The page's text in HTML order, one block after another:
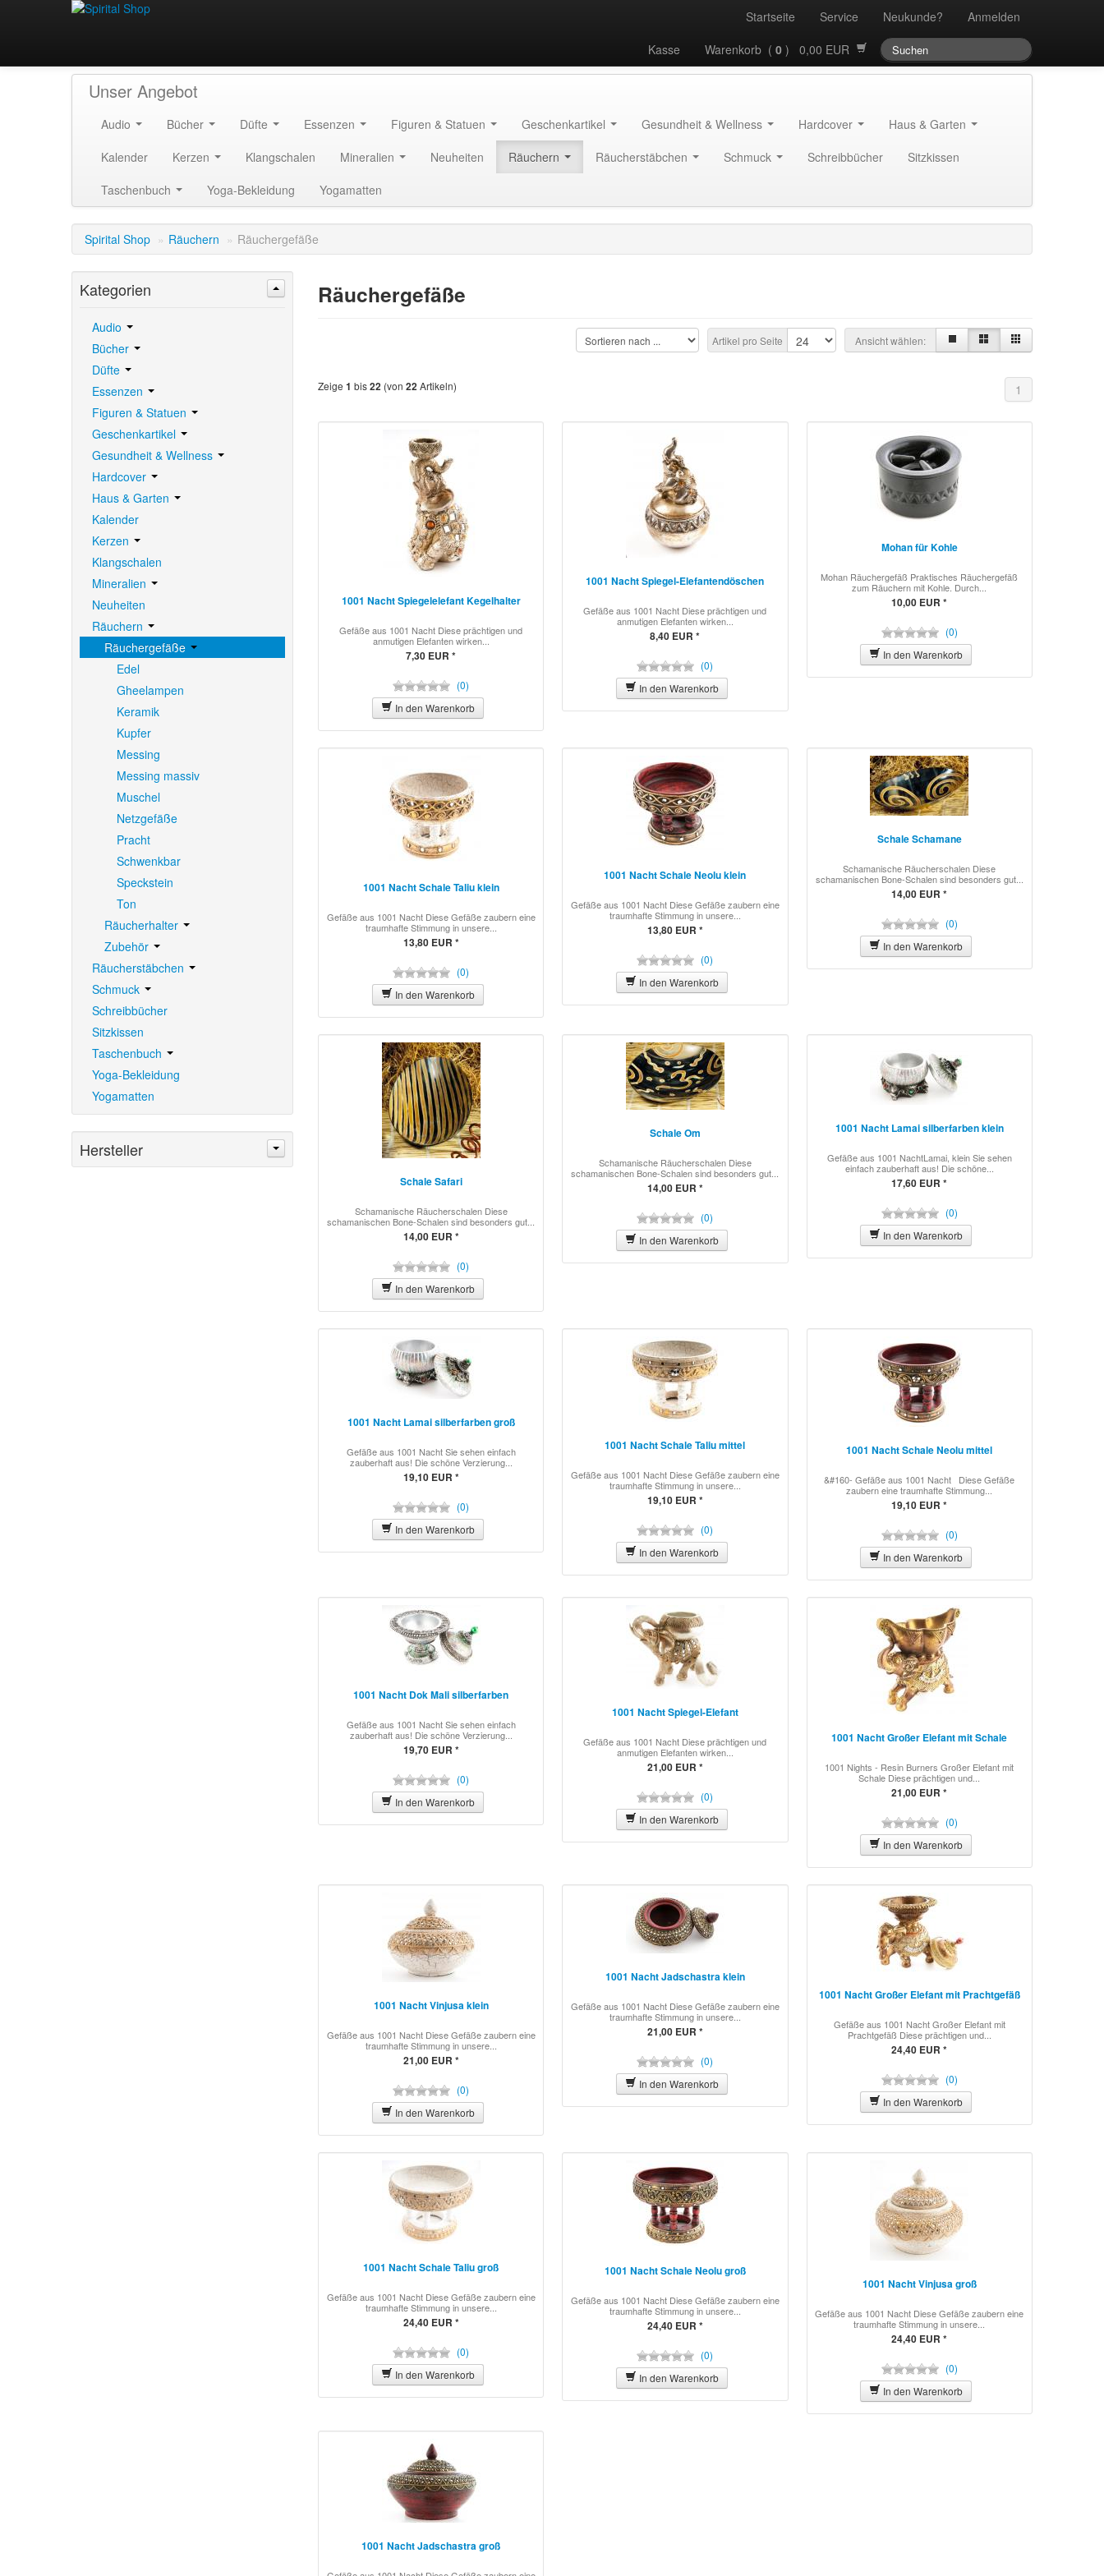
Startseite Service Neukunde?
Anmelden
Kasse
Warenkorb ( 0 ) 0,00 EUR
Unser Angebot
Audio Bücher Düfte Essenzen Figuren & Statuen Geschenkartikel Gesundheit & Wellness Hardcover
Haus & Garten
Kalender
Kerzen Klangschalen Mineralien Neuheiten Räuchern Räucherstäbchen Schmuck Schreibbücher
Sitzkissen
Taschenbuch
Yoga-Bekleidung Yogamatten
Spirital Shop » Räuchern » Räuchergefäße
Räuchergefäße
Ansicht wählen:
Artikel pro Seite
Zeige 1 bis22 (von 22 Artikeln) 1
1001 Nacht Spiegelelefant Kegelhalter
Gefäße aus 1001 Nacht Diese prächtigen und
anmutigen Elefanten wirken...
7,30 EUR *
(0)
In den Warenkorb
1001 Nacht Spiegel-Elefantendöschen
Gefäße aus 1001 Nacht Diese prächtigen und
anmutigen Elefanten wirken...
8,40 EUR *
(0)
In den Warenkorb
Mohan für Kohle
Mohan Räuchergefäß Praktisches Räuchergefäß
zum Räuchern mit Kohle. Durch...
10,00 EUR *
(0)
In den Warenkorb
1001 Nacht Schale Taliu klein
Gefäße aus 1001 Nacht Diese Gefäße zaubern eine
traumhafte Stimmung in unsere...
13,80 EUR *
(0)
In den Warenkorb
1001 Nacht Schale Neolu klein
Gefäße aus 1001 Nacht Diese Gefäße zaubern eine
traumhafte Stimmung in unsere...
13,80 EUR *
(0)
In den Warenkorb
Schale Schamane
Schamanische Räucherschalen Diese
schamanischen Bone-Schalen sind besonders gut...
14,00 EUR *
(0)
In den Warenkorb
Schale Safari
Schamanische Räucherschalen Diese
schamanischen Bone-Schalen sind besonders gut...
14,00 EUR *
(0)
In den Warenkorb
Schale Om
Schamanische Räucherschalen Diese
schamanischen Bone-Schalen sind besonders gut...
14,00 EUR *
(0)
In den Warenkorb
1001 Nacht Lamai silberfarben klein
Gefäße aus 1001 NachtLamai, klein Sie sehen
einfach zauberhaft aus! Die schöne...
17,60 EUR *
(0)
In den Warenkorb
1001 Nacht Lamai silberfarben groß
Gefäße aus 1001 Nacht Sie sehen einfach
zauberhaft aus! Die schöne Verzierung...
19,10 EUR *
(0)
In den Warenkorb
1001 Nacht Schale Taliu mittel
Gefäße aus 1001 Nacht Diese Gefäße zaubern eine
traumhafte Stimmung in unsere...
19,10 EUR *
(0)
In den Warenkorb
1001 Nacht Schale Neolu mittel
&#160- Gefäße aus 1001 Nacht Diese Gefäße
zaubern eine traumhafte Stimmung...
19,10 EUR *
(0)
In den Warenkorb
1001 Nacht Dok Mali silberfarben
Gefäße aus 1001 Nacht Sie sehen einfach
zauberhaft aus! Die schöne Verzierung...
19,70 EUR *
(0)
In den Warenkorb
1001 Nacht Spiegel-Elefant
Gefäße aus 1001 Nacht Diese prächtigen und
anmutigen Elefanten wirken...
21,00 EUR *
(0)
In den Warenkorb
1001 Nacht Großer Elefant mit Schale
1001 Nights - Resin Burners Großer Elefant mit
Schale Diese prächtigen und...
21,00 EUR *
(0)
In den Warenkorb
1001 Nacht Vinjusa klein
Gefäße aus 1001 Nacht Diese Gefäße zaubern eine
traumhafte Stimmung in unsere...
21,00 EUR *
(0)
In den Warenkorb
1001 Nacht Jadschastra klein
Gefäße aus 1001 Nacht Diese Gefäße zaubern eine
traumhafte Stimmung in unsere...
21,00 EUR *
(0)
In den Warenkorb
1001 Nacht Großer Elefant mit Prachtgefäß
Gefäße aus 1001 Nacht Großer Elefant mit
Prachtgefäß Diese prächtigen und...
24,40 EUR *
(0)
In den Warenkorb
1001 Nacht Schale Taliu groß
Gefäße aus 1001 Nacht Diese Gefäße zaubern eine
traumhafte Stimmung in unsere...
24,40 EUR *
(0)
In den Warenkorb
1001 Nacht Schale Neolu groß
Gefäße aus 1001 Nacht Diese Gefäße zaubern eine
traumhafte Stimmung in unsere...
24,40 EUR *
(0)
In den Warenkorb
1001 Nacht Vinjusa groß
Gefäße aus 1001 Nacht Diese Gefäße zaubern eine
traumhafte Stimmung in unsere...
24,40 EUR *
(0)
In den Warenkorb
1001 Nacht Jadschastra groß
Kategorien
Audio
Bücher
Düfte
Essenzen
Figuren & Statuen
Geschenkartikel
Gesundheit & Wellness
Hardcover
Haus & Garten
Kalender
Kerzen
Klangschalen
Mineralien
Neuheiten
Räuchern
Räuchergefäße
Edel
Gheelampen
Keramik
Kupfer
Messing
Messing massiv
Muschel
Netzgefäße
Pracht
Schwenkbar
Speckstein
Ton
Räucherhalter
Zubehör
Räucherstäbchen
Schmuck
Schreibbücher
Sitzkissen
Taschenbuch
Yoga-Bekleidung
Yogamatten
Hersteller